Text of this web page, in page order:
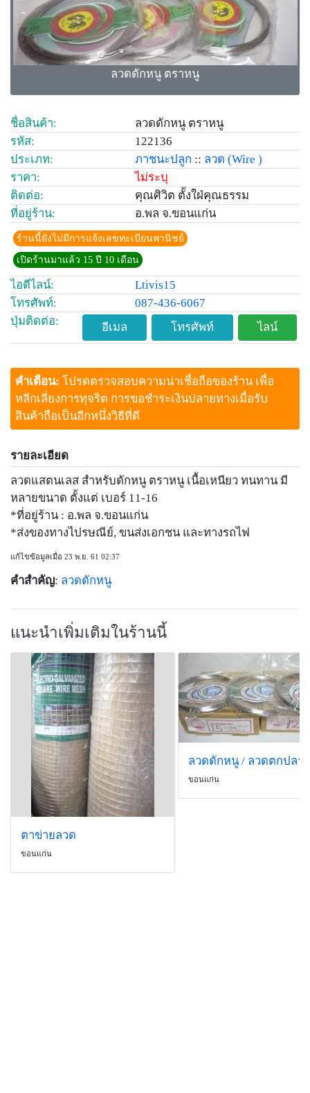
ลวดดักหนู ตราหนู
ชื่อสินค้า:
ลวดดักหนู ตราหนู
รหัส:
122136
ประเภท:
ภาชนะปลูก :: ลวด (Wire )
ราคา:
ไม่ระบุ
ติดต่อ:
คุณศิวิต ตั้งใฝ่คุณธรรม
ที่อยู่ร้าน:
อ.พล จ.ขอนแก่น
ร้านนี้ยังไม่มีการแจ้งเลขทะเบียนพานิชย์
เปิดร้านมาแล้ว 15 ปี 10 เดือน
ไอดีไลน์:
Ltivis15
โทรศัพท์:
087-436-6067
ปุ่มติดต่อ:
อีเมล โทรศัพท์ ไลน์
คำเตือน: โปรดตรวจสอบความน่าเชื่อถือของร้าน เพื่อ
หลีกเลี่ยงการทุจริต การขอชำระเงินปลายทางเมื่อรับ
สินค้าถือเป็นอีกหนึ่งวิธีที่ดี
รายละเอียด
ลวดแสตนเลส สำหรับดักหนู ตราหนู เนื้อเหนียว ทนทาน มี
หลายขนาด ตั้งแต่ เบอร์ 11-16
*ที่อยู่ร้าน : อ.พล จ.ขอนแก่น
*ส่งของทางไปรษณีย์, ขนส่งเอกชน และทางรถไฟ
แก้ไขข้อมูลเมื่อ 23 พ.ย. 61 02:37
คำสำคัญ: ลวดดักหนู
แนะนำเพิ่มเติมในร้านนี้
ตาข่ายลวด
ขอนแก่น
ขอนแก่น